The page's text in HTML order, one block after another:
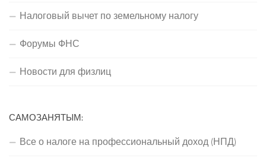
Налоговый вычет по земельному налогу
Форумы ФНС
Новости для физлиц
САМОЗАНЯТЫМ:
Все о налоге на профессиональный доход (НПД)